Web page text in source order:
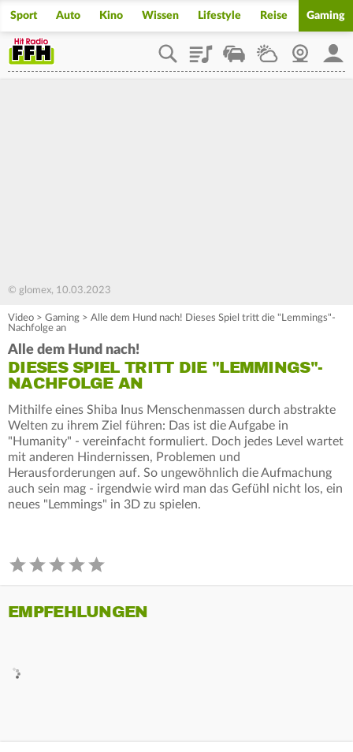
Sport Auto Kino Wissen Lifestyle Reise Gaming
PlaylistStaupilotWetterWebcam
© glomex, 10.03.2023
Video > Gaming > Alle dem Hund nach! Dieses Spiel tritt die "Lemmings"-
Nachfolge an
Alle dem Hund nach!
DIESES SPIEL TRITT DIE "LEMMINGS"-
NACHFOLGE AN
Mithilfe eines Shiba Inus Menschenmassen durch abstrakte
Welten zu ihrem Ziel führen: Das ist die Aufgabe in
"Humanity" - vereinfacht formuliert. Doch jedes Level wartet
mit anderen Hindernissen, Problemen und
Herausforderungen auf. So ungewöhnlich die Aufmachung
auch sein mag - irgendwie wird man das Gefühl nicht los, ein
neues "Lemmings" in 3D zu spielen.
EMPFEHLUNGEN